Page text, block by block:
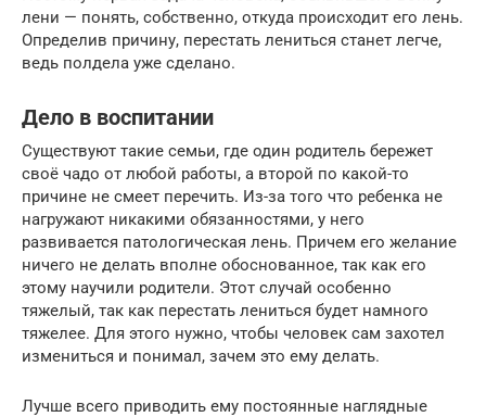
лени — понять, собственно, откуда происходит его лень.
Определив причину, перестать лениться станет легче,
ведь полдела уже сделано.
Дело в воспитании
Существуют такие семьи, где один родитель бережет
своё чадо от любой работы, а второй по какой-то
причине не смеет перечить. Из-за того что ребенка не
нагружают никакими обязанностями, у него
развивается патологическая лень. Причем его желание
ничего не делать вполне обоснованное, так как его
этому научили родители. Этот случай особенно
тяжелый, так как перестать лениться будет намного
тяжелее. Для этого нужно, чтобы человек сам захотел
измениться и понимал, зачем это ему делать.
Лучше всего приводить ему постоянные наглядные